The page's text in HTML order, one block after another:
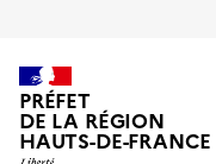
PRÉFET
DE LA RÉGION
HAUTS-DE-FRANCE